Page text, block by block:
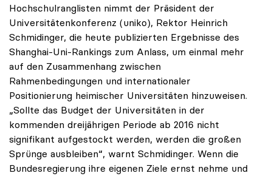
Hochschulranglisten nimmt der Präsident der
Universitätenkonferenz (uniko), Rektor Heinrich
Schmidinger, die heute publizierten Ergebnisse des
Shanghai-Uni-Rankings zum Anlass, um einmal mehr
auf den Zusammenhang zwischen
Rahmenbedingungen und internationaler
Positionierung heimischer Universitäten hinzuweisen.
„Sollte das Budget der Universitäten in der
kommenden dreijährigen Periode ab 2016 nicht
signifikant aufgestockt werden, werden die großen
Sprünge ausbleiben“, warnt Schmidinger. Wenn die
Bundesregierung ihre eigenen Ziele ernst nehme und